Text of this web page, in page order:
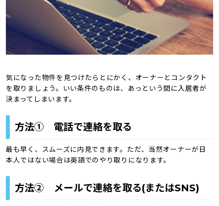
気になった物件を見つけたらとにかく、オーナーとコンタクト
を取りましょう。いい条件のものは、あっという間に入居者が
決まってしまいます。
方法① 電話で連絡を取る
最も早く、スムーズに内見できます。ただ、当然オーナーが日
本人ではない場合は英語でのやり取りになります。
方法② メールで連絡を取る(またはSNS)